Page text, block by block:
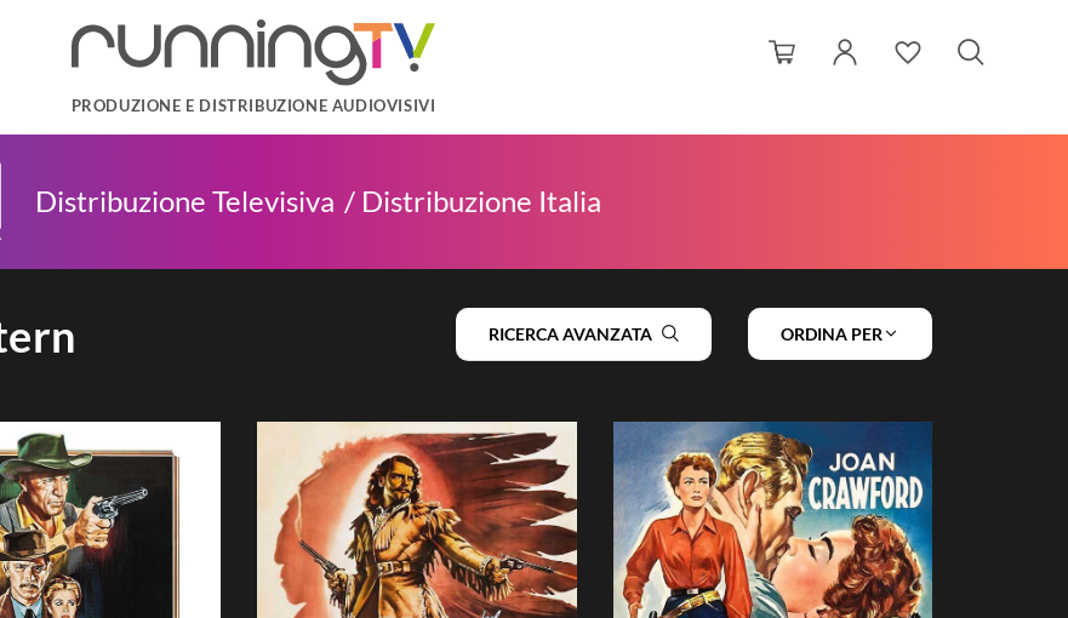
PRODUZIONE E DISTRIBUZIONE AUDIOVISIVI
Distribuzione Televisiva Distribuzione Italia
RICERCA AVANZATA ORDINA PER